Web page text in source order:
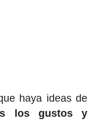
haya ideas de
los gustos y